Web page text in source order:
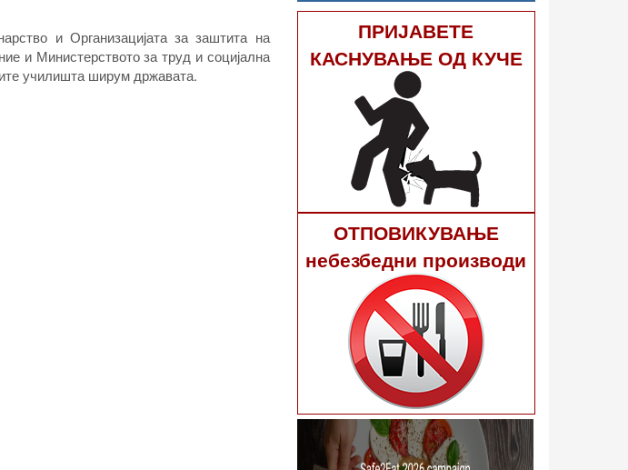
и Организацијата за заштита на
и Министерството за труд и социјална
училишта ширум државата.
ПРИЈАВЕТЕ
КАСНУВАЊЕ ОД КУЧЕ
ОТПОВИКУВАЊЕ
небезбедни производи